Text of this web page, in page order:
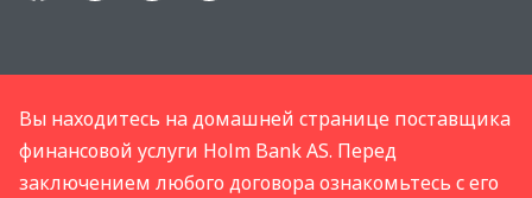
Вы находитесь на домашней странице поставщика
финансовой услуги Holm Bank AS. Перед
заключением любого договора ознакомьтесь с его